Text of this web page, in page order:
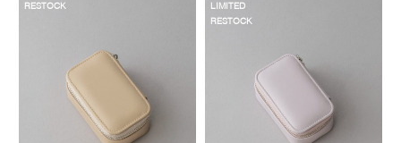
RESTOCK
LIMITED
RESTOCK